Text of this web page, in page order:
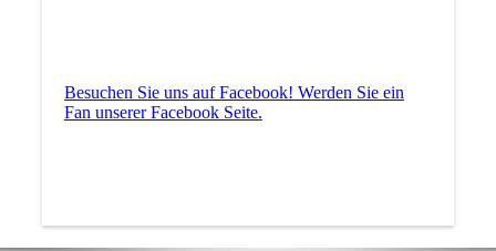
Besuchen Sie uns auf Facebook! Werden Sie ein
Fan unserer Facebook Seite.